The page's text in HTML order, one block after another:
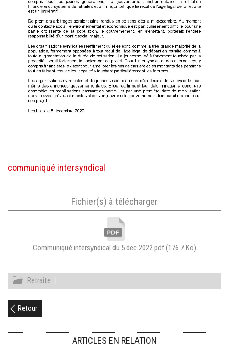
communiqué intersyndical
Fichier(s) à télécharger
Communiqué intersyndical du 5 dec 2022.pdf(176.7 Ko)
Retraite |
Retour
ARTICLES EN RELATION